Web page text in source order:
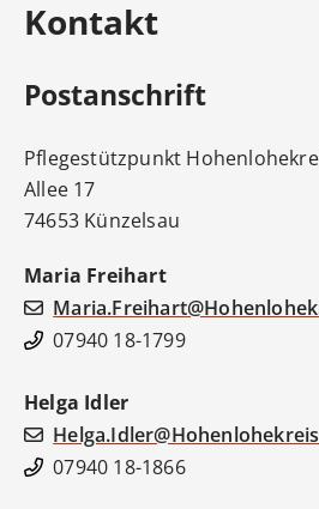
Kontakt
Postanschrift
Pflegestützpunkt
Allee 17
74653 Künzelsau
Maria Freihart
07940 18-1799
Helga Idler
07940 18-1866